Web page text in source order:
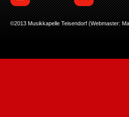
©2013 Musikkapelle Teisendorf (Webmaster: